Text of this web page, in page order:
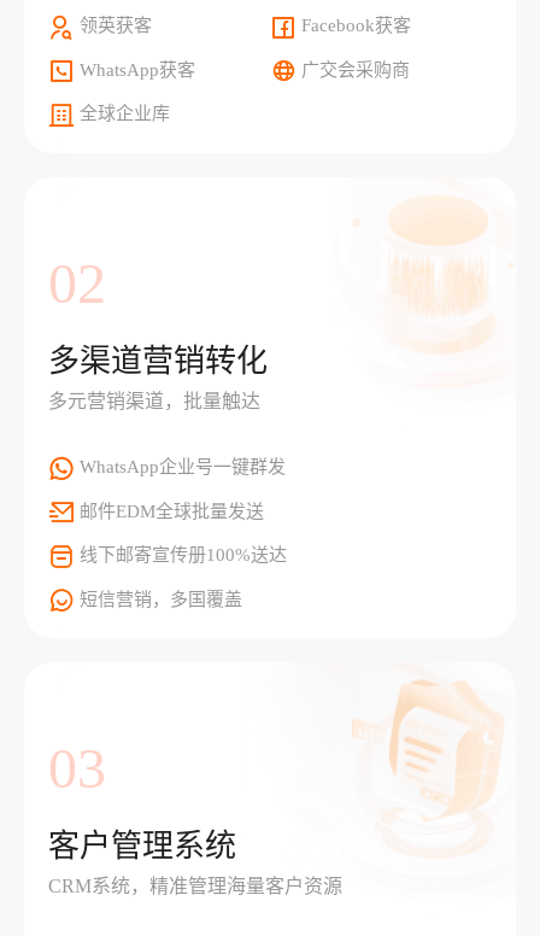
领英获客 Facebook获客
WhatsApp获客 广交会采购商
全球企业库
02
多渠道营销转化
多元营销渠道，批量触达
WhatsApp企业号一键群发
邮件EDM全球批量发送
线下邮寄宣传册100%送达
短信营销，多国覆盖
03
客户管理系统
CRM系统，精准管理海量客户资源